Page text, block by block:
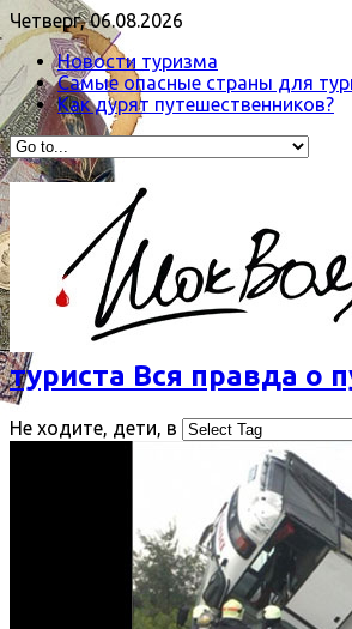
Четверг, 06.08.2026
Новости туризма
Самые опасные страны для
Как дурят путешественников?
туриста Вся правда о
Не ходите, дети, в